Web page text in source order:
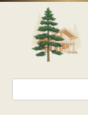
Перейти
контенту
Поиск: